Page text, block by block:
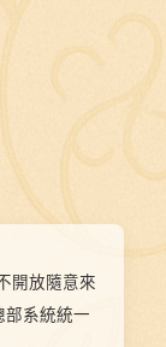
開放隨意來
部系統統一